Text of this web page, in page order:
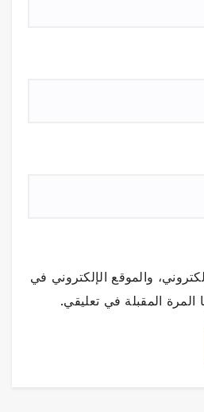
والموقع الإلكتروني في
المرة المقبلة في تعليقي.